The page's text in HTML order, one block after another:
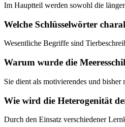
Im Hauptteil werden sowohl die
Welche Schlüsselwörter
Wesentliche Begriffe sind
Warum wurde die
Sie dient als motivierendes und
Wie wird die Heterogenität
Durch den Einsatz verschiedener